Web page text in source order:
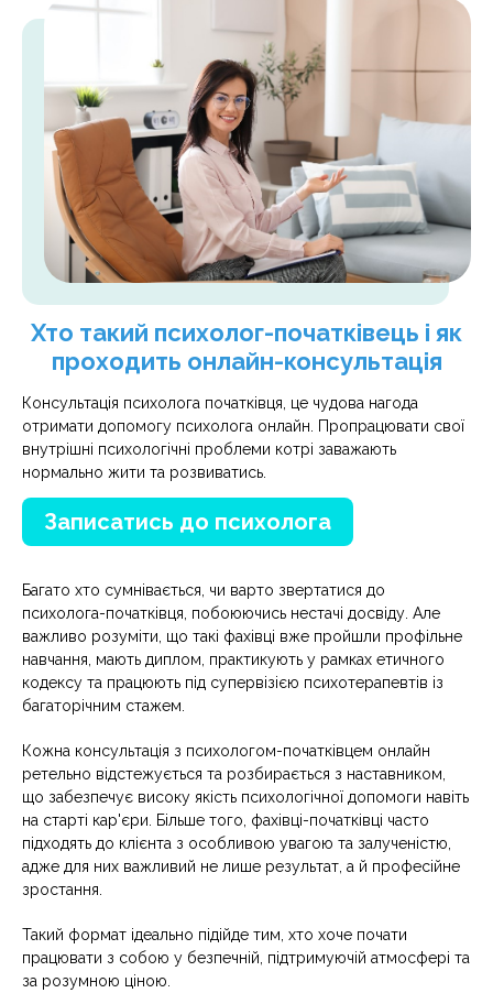
Хто такий психолог-початківець і як
проходить онлайн-консультація
Консультація психолога початківця, це чудова нагода
отримати допомогу психолога онлайн. Пропрацювати свої
внутрішні психологічні проблеми котрі заважають
нормально жити та розвиватись.
Записатись до психолога
Багато хто сумнівається, чи варто звертатися до
психолога-початківця, побоюючись нестачі досвіду. Але
важливо розуміти, що такі фахівці вже пройшли профільне
навчання, мають диплом, практикують у рамках етичного
кодексу та працюють під супервізією психотерапевтів із
багаторічним стажем.
Кожна консультація з психологом-початківцем онлайн
ретельно відстежується та розбирається з наставником,
що забезпечує високу якість психологічної допомоги навіть
на старті кар'єри. Більше того, фахівці-початківці часто
підходять до клієнта з особливою увагою та залученістю,
адже для них важливий не лише результат, а й професійне
зростання.
Такий формат ідеально підійде тим, хто хоче почати
працювати з собою у безпечній, підтримуючій атмосфері та
за розумною ціною.